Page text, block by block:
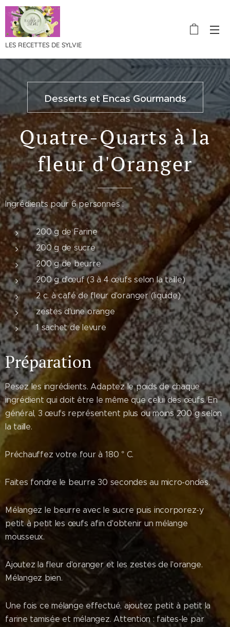
LES RECETTES DE SYLVIE
Desserts et Encas Gourmands
Quatre-Quarts à la
fleur d'Oranger
Ingrédients pour 6 personnes :
200 g de Farine
200 g de sucre
200 g de beurre
200 g d'œuf (3 à 4 œufs selon la taille)
2 c. à café de fleur d'oranger (liquide)
zestes d'une orange
1 sachet de levure
Préparation
Pesez les ingrédients. Adaptez le poids de chaque
ingrédient qui doit être le même que celui des œufs. En
général, 3 œufs représentent plus ou moins 200 g selon
la taille.
Préchauffez votre four à 180 ° C.
Faites fondre le beurre 30 secondes au micro-ondes.
Mélangez le beurre avec le sucre puis incorporez-y
petit à petit les œufs afin d'obtenir un mélange
mousseux.
Ajoutez la fleur d'oranger et les zestes de l'orange.
Mélangez bien.
Une fois ce mélange effectué, ajoutez petit à petit la
farine tamisée et mélangez. Attention : faites-le par